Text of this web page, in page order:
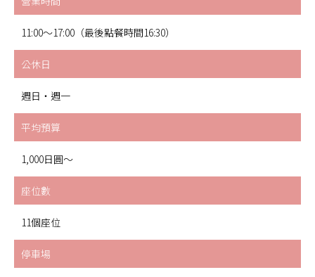
11:00～17:00（最後點餐時間16:30）
公休日
週日・週一
平均預算
1,000日圓～
座位數
11個座位
停車場